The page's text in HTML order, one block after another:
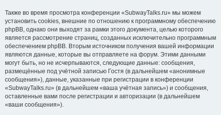
Также во время просмотра конференции «SubwayTalks.ru» мы можем
установить cookies, внешние по отношению к программному обеспечению
phpBB, однако они выходят за рамки этого документа, целью которого
является рассмотрение страниц, созданных исключительно программным
обеспечением phpBB. Вторым источником получения вашей информации
являются данные, которые вы отправляете на форум. Этими данными
могут быть, но не исчерпываются, следующие данные: сообщения,
размещённые под учётной записью Гостя (в дальнейшем «анонимные
сообщения»), данные, указанные при регистрации в конференции
«SubwayTalks.ru» (в дальнейшем «ваша учётная запись») и сообщения,
оставленные вами после регистрации и авторизации (в дальнейшем
«ваши сообщения»).